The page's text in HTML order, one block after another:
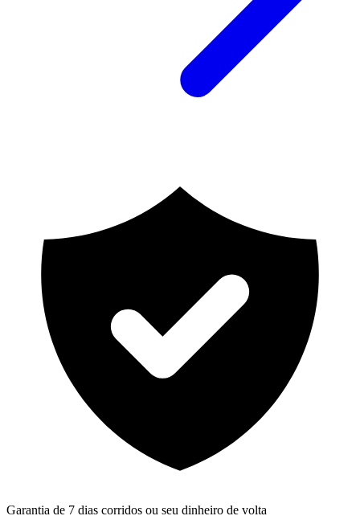
Garantia de 7 dias corridos ou seu dinheiro de volta